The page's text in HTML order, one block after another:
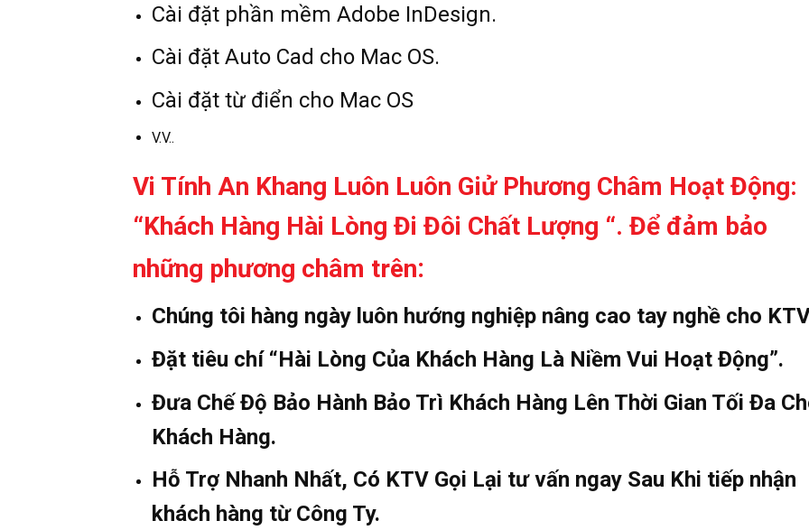
Cài đặt phần mềm Adobe InDesign.
Cài đặt Auto Cad cho Mac OS.
Cài đặt từ điển cho Mac OS
V.V..
Vi Tính An Khang Luôn Luôn Giử Phương Châm Hoạt Động:
“Khách Hàng Hài Lòng Đi Đôi Chất Lượng “. Để đảm bảo
những phương châm trên:
Chúng tôi hàng ngày luôn hướng nghiệp nâng cao tay nghề cho
Đặt tiêu chí “Hài Lòng Của Khách Hàng Là Niềm Vui Hoạt Động”.
Đưa Chế Độ Bảo Hành Bảo Trì Khách Hàng Lên Thời Gian Tối Đa
Khách Hàng.
Hỗ Trợ Nhanh Nhất, Có KTV Gọi Lại tư vấn ngay Sau Khi tiếp nhận
khách hàng từ Công Ty.